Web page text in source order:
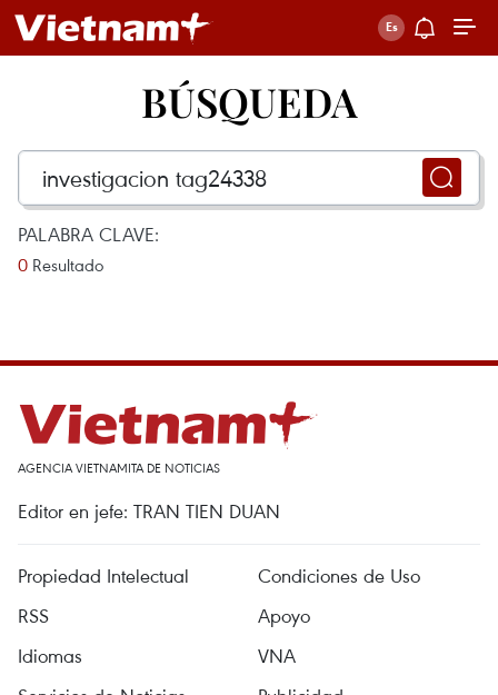
BÚSQUEDA
PALABRA CLAVE:
0 Resultado
AGENCIA VIETNAMITA DE NOTICIAS
Editor en jefe: TRAN TIEN DUAN
Propiedad Intelectual
Condiciones de Uso
RSS
Apoyo
Idiomas
VNA